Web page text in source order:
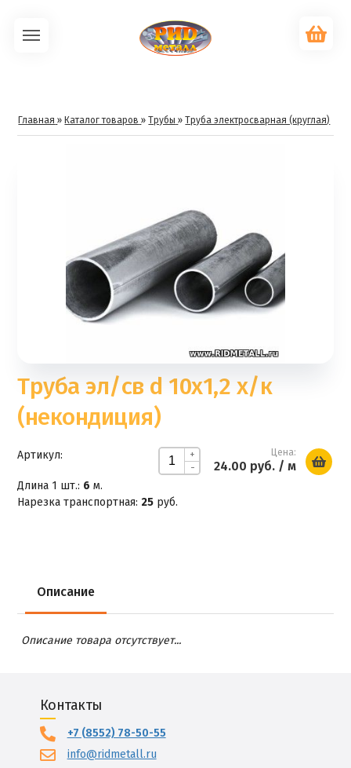
Главная » Каталог товаров »Трубы »Труба электросварная (круглая)
Труба эл/св d 10x1,2 х/к
(некондиция)
+
-
Цена:
24.00 руб./ м
Артикул:
Длина 1 шт.: 6 м.
Нарезка транспортная: 25 руб.
Описание
Описание товара отсутствует...
Контакты
+7 (8552) 78-50-55
info@ridmetall.ru